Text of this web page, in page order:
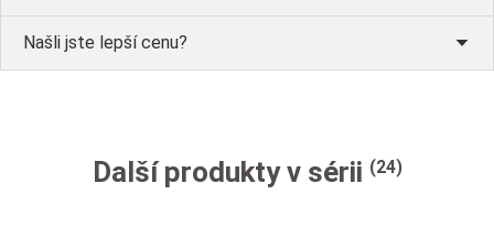
Našli jste lepší cenu?
Další produkty v sérii (24)